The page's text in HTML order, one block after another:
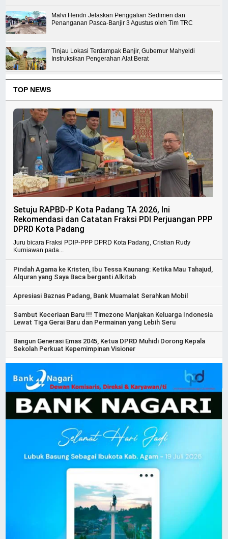
Malvi Hendri Jelaskan Penggalian Sedimen dan
Penanganan Pasca-Banjir 3 Agustus oleh Tim TRC
Tinjau Lokasi Terdampak Banjir, Gubernur Mahyeldi
Instruksikan Pengerahan Alat Berat
TOP NEWS
Setuju RAPBD-P Kota Padang TA 2026, Ini
Rekomendasi dan Catatan Fraksi PDI Perjuangan PPP
DPRD Kota Padang
Juru bicara Fraksi PDIP-PPP DPRD Kota Padang, Cristian Rudy
Kurniawan pada...
Pindah Agama ke Kristen, Ibu Tessa Kaunang: Ketika Mau Tahajud,
Alquran yang Saya Baca berganti Alkitab
Apresiasi Baznas Padang, Bank Muamalat Serahkan Mobil
Sambut Keceriaan Baru !!! Timezone Manjakan Keluarga Indonesia
Lewat Tiga Gerai Baru dan Permainan yang Lebih Seru
Bangun Generasi Emas 2045, Ketua DPRD Muhidi Dorong Kepala
Sekolah Perkuat Kepemimpinan Visioner